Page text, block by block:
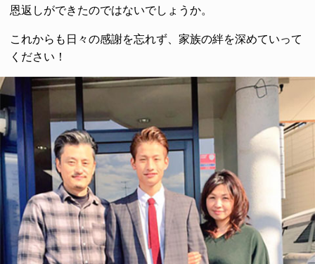
恩返しができたのではないでしょうか。
これからも日々の感謝を忘れず、家族の絆を深めていって
ください！